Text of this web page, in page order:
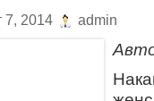
7, 2014 admin